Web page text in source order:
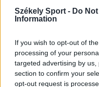
Székely Sport - Do
Information
If you wish to opt-out of
processing of your
targeted advertising by
section to confirm your
opt-out request is
Udvarhely körzeti
Kezdési időpontot
15:50
Intenzív felkészülés
bajnoki rajtot az FK